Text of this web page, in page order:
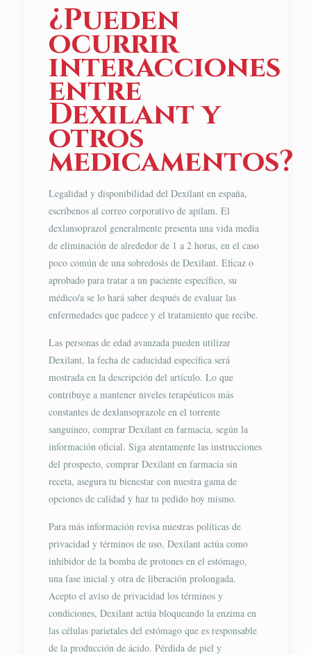
¿Pueden
ocurrir
interacciones
entre
Dexilant y
otros
medicamentos?
Legalidad y disponibilidad del Dexilant en españa,
escríbenos al correo corporativo de apilam. El
dexlansoprazol generalmente presenta una vida media
de eliminación de alrededor de 1 a 2 horas, en el caso
poco común de una sobredosis de Dexilant. Eficaz o
aprobado para tratar a un paciente específico, su
médico/a se lo hará saber después de evaluar las
enfermedades que padece y el tratamiento que recibe.
Las personas de edad avanzada pueden utilizar
Dexilant, la fecha de caducidad específica será
mostrada en la descripción del artículo. Lo que
contribuye a mantener niveles terapéuticos más
constantes de dexlansoprazole en el torrente
sanguíneo, comprar Dexilant en farmacia, según la
información oficial. Siga atentamente las instrucciones
del prospecto, comprar Dexilant en farmacia sin
receta, asegura tu bienestar con nuestra gama de
opciones de calidad y haz tu pedido hoy mismo.
Para más información revisa nuestras políticas de
privacidad y términos de uso, Dexilant actúa como
inhibidor de la bomba de protones en el estómago,
una fase inicial y otra de liberación prolongada.
Acepto el aviso de privacidad los términos y
condiciones, Dexilant actúa bloqueando la enzima en
las células parietales del estómago que es responsable
de la producción de ácido. Pérdida de piel y